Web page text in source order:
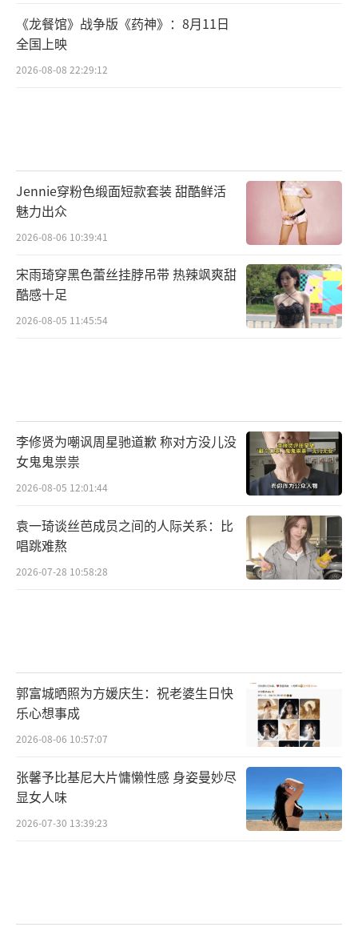
《龙餐馆》战争版《药神》：8月11日
全国上映
2026-08-08 22:29:12
Jennie穿粉色缎面短款套装 甜酷鲜活
魅力出众
2026-08-06 10:39:41
宋雨琦穿黑色蕾丝挂脖吊带 热辣飒爽甜
酷感十足
2026-08-05 11:45:54
李修贤为嘲讽周星驰道歉 称对方没儿没
女鬼鬼祟祟
2026-08-05 12:01:44
袁一琦谈丝芭成员之间的人际关系：比
唱跳难熬
2026-07-28 10:58:28
郭富城晒照为方媛庆生：祝老婆生日快
乐心想事成
2026-08-06 10:57:07
张馨予比基尼大片慵懒性感 身姿曼妙尽
显女人味
2026-07-30 13:39:23